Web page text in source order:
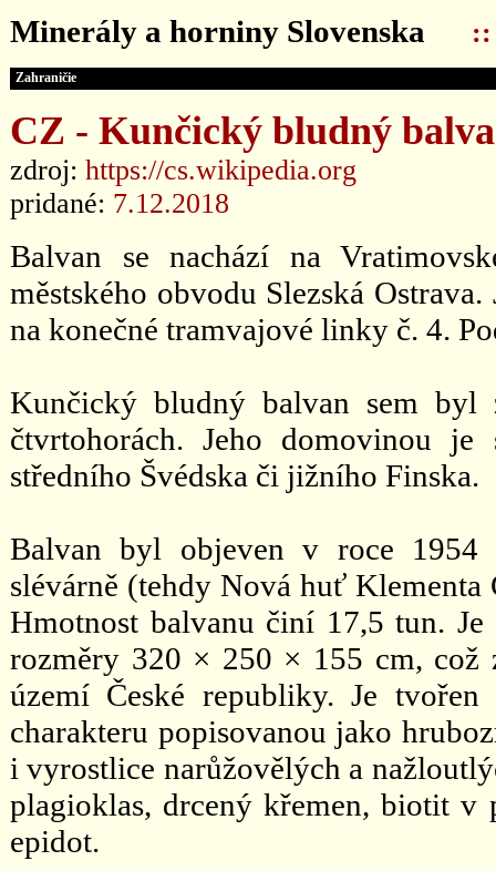
Minerály a horniny Slovenska ::
Zahraničie
CZ - Kunčický bludný
zdroj: https://cs.wikipedia.org
pridané: 7.12.2018
Balvan se nachází na
městského obvodu Slezská
na konečné tramvajové linky č. 4.
Kunčický bludný balvan sem byl
čtvrtohorách. Jeho domovinou je
středního Švédska či jižního Finska.
Balvan byl objeven v roce 1954
slévárně (tehdy Nová huť
Hmotnost balvanu činí 17,5 tun.
rozměry 320 × 250 × 155 cm,
území České republiky. Je
charakteru popisovanou jako
i vyrostlice narůžovělých a
plagioklas, drcený křemen, biotit v
epidot.